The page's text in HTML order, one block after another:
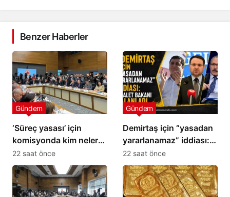
Benzer Haberler
‘Süreç yasası’ için
komisyonda kim neler
söyledi?
Gündem
22 saat önce
Demirtaş için “yasadan
yararlanamaz” iddiası:
Adalet Bakanı yalanladı
Gündem
22 saat önce